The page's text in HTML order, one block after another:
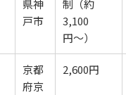
県神
戸市
制（約
3,100
円〜）
京都
府京
2,600円